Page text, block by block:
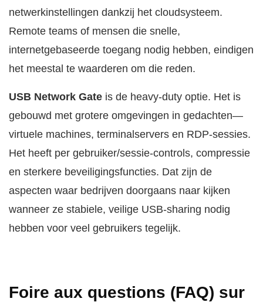
netwerkinstellingen dankzij het cloudsysteem.
Remote teams of mensen die snelle,
internetgebaseerde toegang nodig hebben, eindigen
het meestal te waarderen om die reden.
USB Network Gate is de heavy-duty optie. Het is
gebouwd met grotere omgevingen in gedachten—
virtuele machines, terminalservers en RDP-sessies.
Het heeft per gebruiker/sessie-controls, compressie
en sterkere beveiligingsfuncties. Dat zijn de
aspecten waar bedrijven doorgaans naar kijken
wanneer ze stabiele, veilige USB-sharing nodig
hebben voor veel gebruikers tegelijk.
Foire aux questions (FAQ) sur